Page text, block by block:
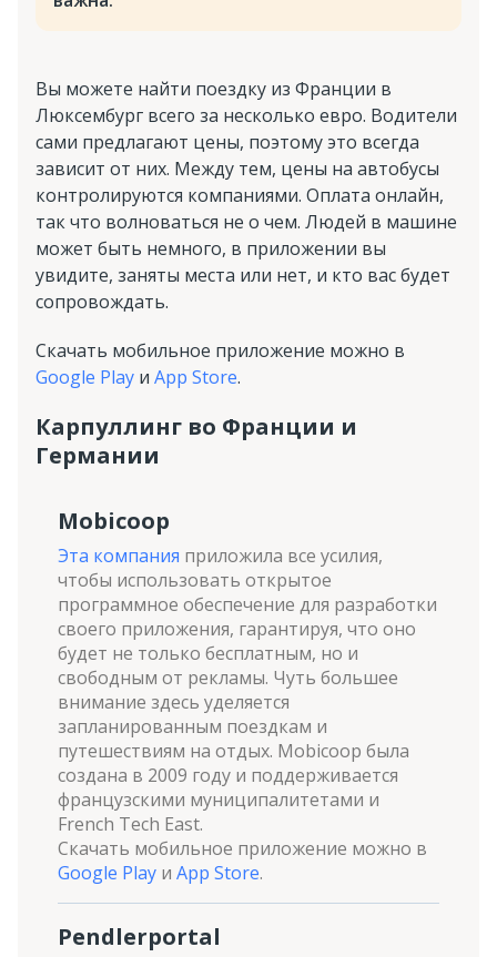
Вы можете найти поездку из Франции в
Люксембург всего за несколько евро. Водители
сами предлагают цены, поэтому это всегда
зависит от них. Между тем, цены на автобусы
контролируются компаниями. Оплата онлайн,
так что волноваться не о чем. Людей в машине
может быть немного, в приложении вы
увидите, заняты места или нет, и кто вас будет
сопровождать.
Скачать мобильное приложение можно в
Google Play и App Store.
Карпуллинг во Франции и
Германии
Mobicoop
Эта компания приложила все усилия,
чтобы использовать открытое
программное обеспечение для разработки
своего приложения, гарантируя, что оно
будет не только бесплатным, но и
свободным от рекламы. Чуть большее
внимание здесь уделяется
запланированным поездкам и
путешествиям на отдых. Mobicoop была
создана в 2009 году и поддерживается
французскими муниципалитетами и
French Tech East.
Скачать мобильное приложение можно в
Google Play и App Store.
Pendlerportal